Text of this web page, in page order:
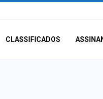
CLASSIFICADOS